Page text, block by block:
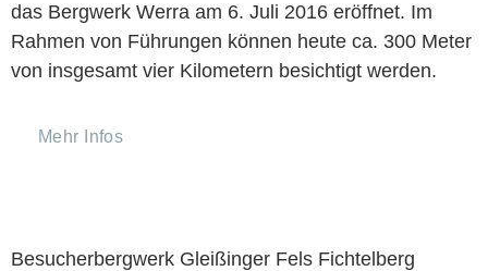
das Bergwerk Werra am 6. Juli 2016 eröffnet. Im
Rahmen von Führungen können heute ca. 300 Meter
von insgesamt vier Kilometern besichtigt werden.
Mehr Infos
Besucherbergwerk Gleißinger Fels Fichtelberg